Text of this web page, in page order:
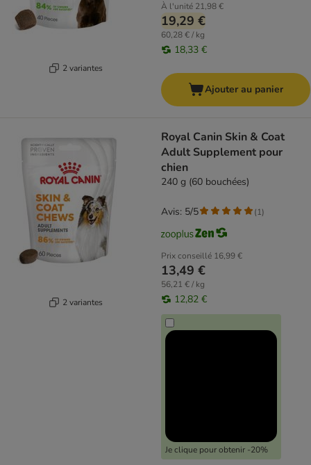
2 variantes
À l'unité 21,98 €
19,29 €
60,28 € / kg
18,33 €
Ajouter au panier
2 variantes
Royal Canin Skin & Coat
Adult Supplement pour
chien
240 g (60 bouchées)
Prix conseillé 16,99 €
13,49 €
56,21 € / kg
12,82 €
Je clique pour obtenir -20%
Avis: 5/5 (1)